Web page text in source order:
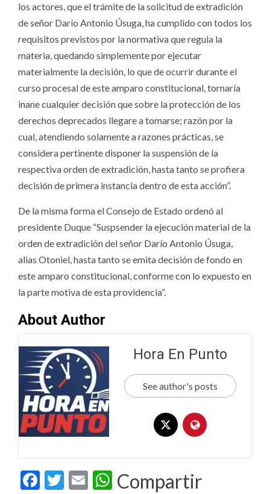
los actores, que el trámite de la solicitud de extradición
de señor Darío Antonio Úsuga, ha cumplido con todos los
requisitos previstos por la normativa que regula la
materia, quedando simplemente por ejecutar
materialmente la decisión, lo que de ocurrir durante el
curso procesal de este amparo constitucional, tornaría
inane cualquier decisión que sobre la protección de los
derechos deprecados llegare a tomarse; razón por la
cual, atendiendo solamente a razones prácticas, se
considera pertinente disponer la suspensión de la
respectiva orden de extradición, hasta tanto se profiera
decisión de primera instancia dentro de esta acción”.
De la misma forma el Consejo de Estado ordenó al
presidente Duque “Suspsender la ejecución material de la
orden de extradición del señor Darío Antonio Úsuga,
alias Otoniel, hasta tanto se emita decisión de fondo en
este amparo constitucional, conforme con lo expuesto en
la parte motiva de esta providencia”.
About Author
Hora En Punto
See author's posts
Facebook
Twitter
EmailWhatsApp
Compartir